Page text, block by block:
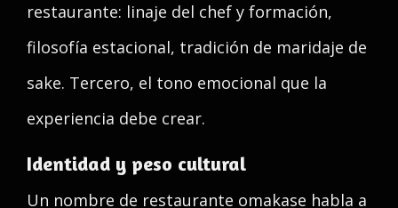
restaurante: linaje del chef y formación,
filosofía estacional, tradición de maridaje de
sake. Tercero, el tono emocional que la
experiencia debe crear.
Identidad y peso cultural
Un nombre de restaurante omakase habla a